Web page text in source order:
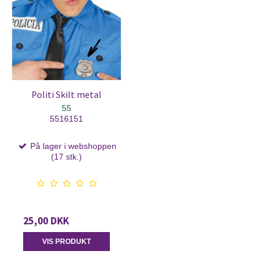
Politi Skilt metal
55
5516151
På lager i webshoppen
(17 stk.)
25,00 DKK
VIS PRODUKT